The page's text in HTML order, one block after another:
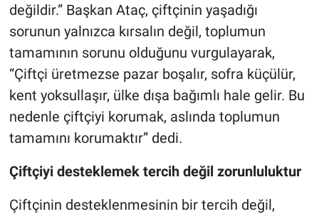
değildir.” Başkan Ataç, çiftçinin yaşadığı
sorunun yalnızca kırsalın değil, toplumun
tamamının sorunu olduğunu vurgulayarak,
“Çiftçi üretmezse pazar boşalır, sofra küçülür,
kent yoksullaşır, ülke dışa bağımlı hale gelir. Bu
nedenle çiftçiyi korumak, aslında toplumun
tamamını korumaktır” dedi.
Çiftçiyi desteklemek tercih değil zorunluluktur
Çiftçinin desteklenmesinin bir tercih değil,